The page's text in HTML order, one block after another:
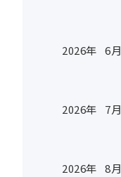
2026年 6月
2026年 7月
2026年 8月